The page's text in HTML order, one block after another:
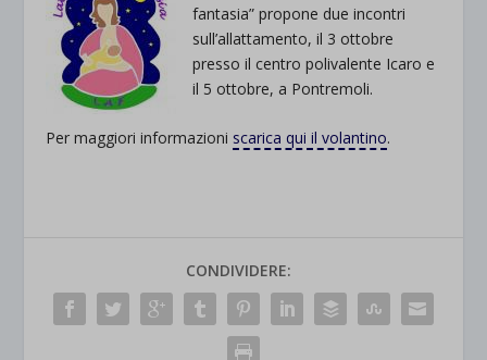
fantasia” propone due incontri
sull’allattamento, il 3 ottobre
presso il centro polivalente Icaro e
il 5 ottobre, a Pontremoli.
Per maggiori informazioni scarica qui il volantino.
CONDIVIDERE: